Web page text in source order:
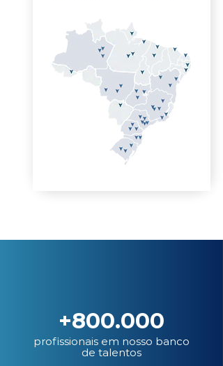
+800.000
profissionais em nosso banco
de talentos